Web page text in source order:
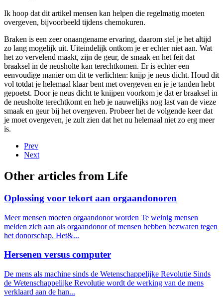
Ik hoop dat dit artikel mensen kan helpen die regelmatig moeten
overgeven, bijvoorbeeld tijdens chemokuren.
Braken is een zeer onaangename ervaring, daarom stel je het altijd
zo lang mogelijk uit. Uiteindelijk ontkom je er echter niet aan. Wat
het zo vervelend maakt, zijn de geur, de smaak en het feit dat
braaksel in de neusholte kan terechtkomen. Er is echter een
eenvoudige manier om dit te verlichten: knijp je neus dicht. Houd dit
vol totdat je helemaal klaar bent met overgeven en je je tanden hebt
gepoetst. Door je neus dicht te knijpen voorkom je dat er braaksel in
de neusholte terechtkomt en heb je nauwelijks nog last van de vieze
smaak en geur bij het overgeven. Probeer het de volgende keer dat
je moet overgeven, je zult zien dat het nu helemaal niet zo erg meer
is.
Prev
Next
Other articles from Life
Oplossing voor tekort aan orgaandonoren
Meer mensen moeten orgaandonor worden Te weinig mensen
melden zich aan als orgaandonor of mensen hebben bezwaren tegen
het donorschap. Het&...
Hersenen versus computer
De mens als machine sinds de Wetenschappelijke Revolutie Sinds
de Wetenschappelijke Revolutie wordt de werking van de mens
verklaard aan de han...